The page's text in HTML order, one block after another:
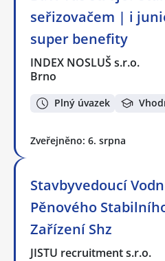
seřizovačem | i
super benefity
INDEX NOSLUŠ s.r.o.
Brno
Plný úvazek
Zveřejněno: 6. srpna
Stavbyvedoucí
Pěnového
Zařízení Shz
JISTU recruitment s.r.o.